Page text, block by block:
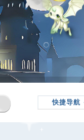
快捷导航